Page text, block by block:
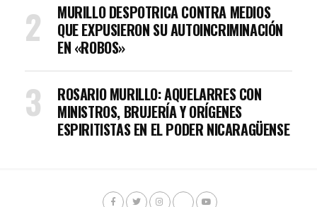
MURILLO DESPOTRICA CONTRA MEDIOS
QUE EXPUSIERON SU AUTOINCRIMINACIÓN
EN «ROBOS»
ROSARIO MURILLO: AQUELARRES CON
MINISTROS, BRUJERÍA Y ORÍGENES
ESPIRITISTAS EN EL PODER NICARAGÜENSE